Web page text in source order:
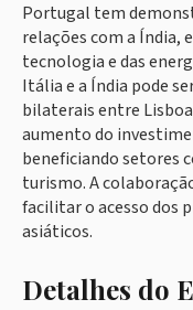
Portugal tem
relações com a Índia,
tecnologia e das
Itália e a Índia pode
bilaterais entre
aumento do
beneficiando setores
turismo. A
facilitar o acesso dos
asiáticos.
Detalhes do